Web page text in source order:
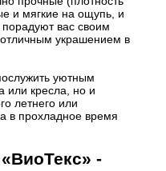
и мягкие на ощупь, и
вас своим
отличным украшением в
уютным
или кресла, но и
летнего или
в прохладное время
-